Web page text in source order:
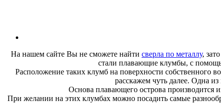
На нашем сайте Вы не сможете найти сверла по металлу,
стали плавающие клумбы, с
Расположение таких клумб на поверхности собственного
расскажем чуть далее. Одна
Основа плавающего острова производится
При желании на этих клумбах можно посадить самые